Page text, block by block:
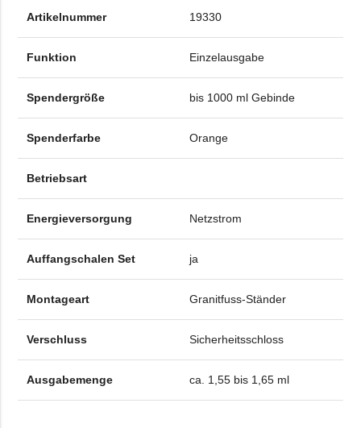
Artikelnummer 19330
Funktion Einzelausgabe
Spendergröße bis 1000 ml Gebinde
Spenderfarbe Orange
Betriebsart
Energieversorgung Netzstrom
Auffangschalen Set ja
Montageart Granitfuss-Ständer
Verschluss Sicherheitsschloss
Ausgabemenge ca. 1,55 bis 1,65 ml